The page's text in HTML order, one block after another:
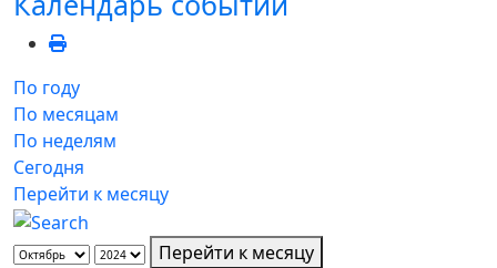
По году
По месяцам
По неделям
Сегодня
Перейти к месяцу
Перейти к месяцу